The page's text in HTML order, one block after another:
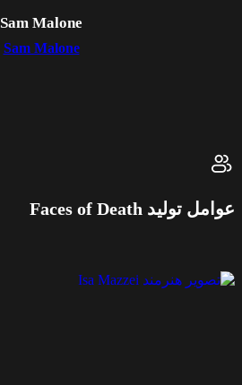
Sam Malone
Sam Malone
عوامل تولید Faces of Death